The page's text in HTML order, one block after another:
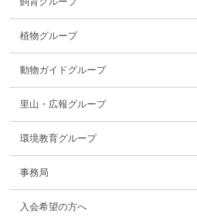
植物グループ
動物ガイドグループ
里山・広報グループ
環境教育グループ
事務局
入会希望の方へ